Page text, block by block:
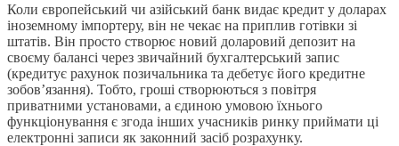
Коли європейський чи азійський банк видає кредит у доларах
іноземному імпортеру, він не чекає на приплив готівки зі
штатів. Він просто створює новий доларовий депозит на
своєму балансі через звичайний бухгалтерський запис
(кредитує рахунок позичальника та дебетує його кредитне
зобов’язання). Тобто, гроші створюються з повітря
приватними установами, а єдиною умовою їхнього
функціонування є згода інших учасників ринку приймати ці
електронні записи як законний засіб розрахунку.